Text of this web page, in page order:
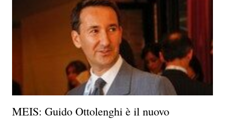
MEIS: Guido Ottolenghi è il nuovo